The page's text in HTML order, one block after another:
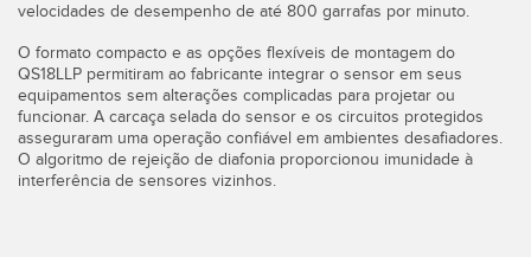
velocidades de desempenho de até 800 garrafas por minuto.
O formato compacto e as opções flexíveis de montagem do
QS18LLP permitiram ao fabricante integrar o sensor em seus
equipamentos sem alterações complicadas para projetar ou
funcionar. A carcaça selada do sensor e os circuitos protegidos
asseguraram uma operação confiável em ambientes desafiadores.
O algoritmo de rejeição de diafonia proporcionou imunidade à
interferência de sensores vizinhos.